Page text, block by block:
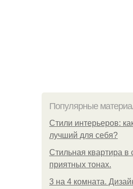
Популярные
Стили интерьеров:
лучший для себя?
Стильная квартира в
приятных тонах.
3 на 4 комната.